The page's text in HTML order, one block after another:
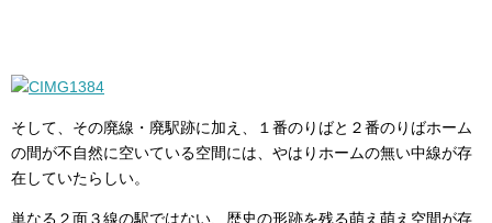
そして、その廃線・廃駅跡に加え、１番のりばと２番のりばホーム
の間が不自然に空いている空間には、やはりホームの無い中線が存
在していたらしい。
単なる２面３線の駅ではない、歴史の形跡を残る萌え萌え空間が存